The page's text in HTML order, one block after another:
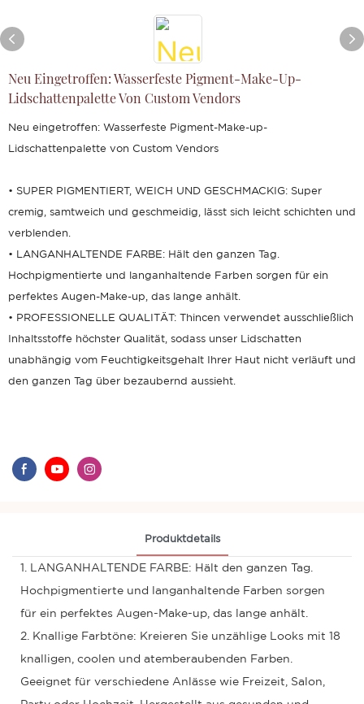
Neu Eingetroffen: Wasserfeste Pigment-Make-Up-
Lidschattenpalette Von Custom Vendors
Neu eingetroffen: Wasserfeste Pigment-Make-up-
Lidschattenpalette von Custom Vendors
• SUPER PIGMENTIERT, WEICH UND GESCHMACKIG: Super
cremig, samtweich und geschmeidig, lässt sich leicht schichten und
verblenden.
• LANGANHALTENDE FARBE: Hält den ganzen Tag.
Hochpigmentierte und langanhaltende Farben sorgen für ein
perfektes Augen-Make-up, das lange anhält.
• PROFESSIONELLE QUALITÄT: Thincen verwendet ausschließlich
Inhaltsstoffe höchster Qualität, sodass unser Lidschatten
unabhängig vom Feuchtigkeitsgehalt Ihrer Haut nicht verläuft und
den ganzen Tag über bezaubernd aussieht.
Produktdetails
1. LANGANHALTENDE FARBE: Hält den ganzen Tag.
Hochpigmentierte und langanhaltende Farben sorgen
für ein perfektes Augen-Make-up, das lange anhält.
2. Knallige Farbtöne: Kreieren Sie unzählige Looks mit 18
knalligen, coolen und atemberaubenden Farben.
Geeignet für verschiedene Anlässe wie Freizeit, Salon,